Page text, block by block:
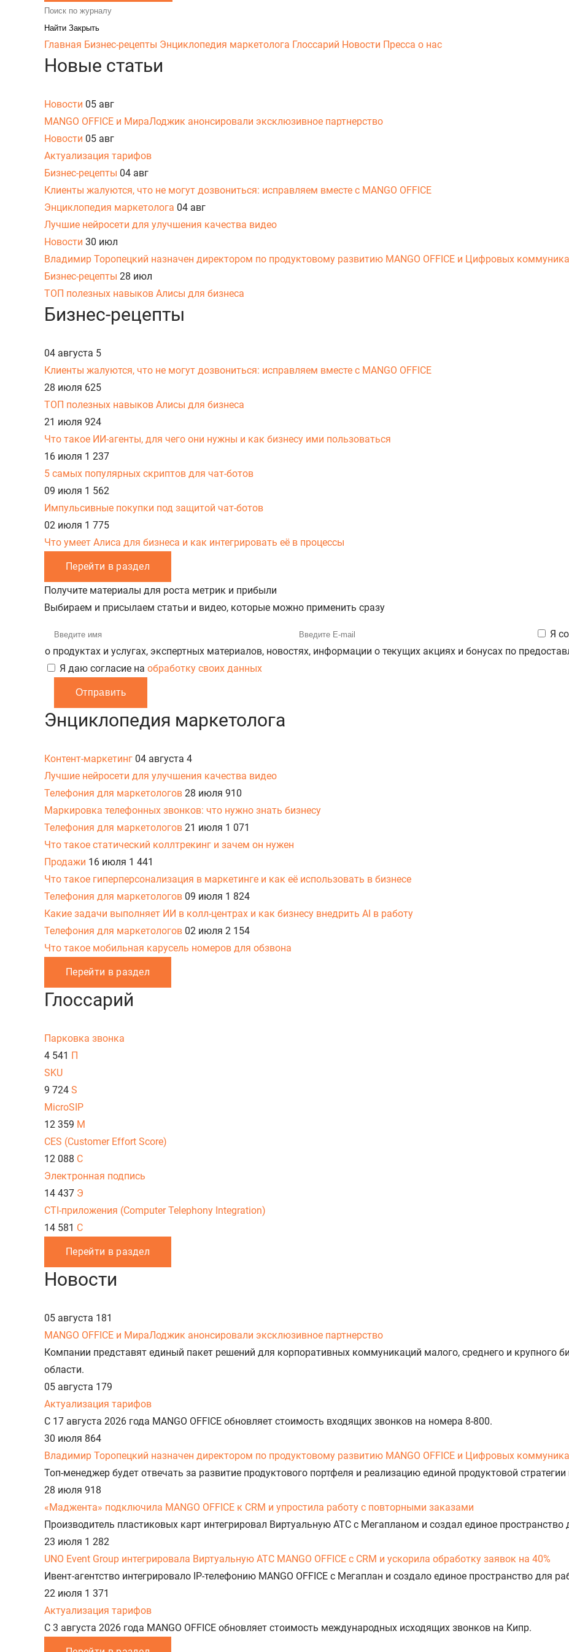
Закрыть
Главная Бизнес-рецепты Энциклопедия маркетолога Глоссарий Новости Пресса о нас
Новые статьи
Новости 05 авг
MANGO OFFICE и МираЛоджик анонсировали эксклюзивное партнерство
Новости 05 авг
Актуализация тарифов
Бизнес-рецепты 04 авг
Клиенты жалуются, что не могут дозвониться: исправляем вместе с MANGO OFFICE
Энциклопедия маркетолога 04 авг
Лучшие нейросети для улучшения качества видео
Новости 30 июл
Владимир Торопецкий назначен директором по продуктовому развитию MANGO OFFICE и Цифровых
Бизнес-рецепты 28 июл
ТОП полезных навыков Алисы для бизнеса
Бизнес-рецепты
04 августа 5
Клиенты жалуются, что не могут дозвониться: исправляем вместе с MANGO OFFICE
28 июля 625
ТОП полезных навыков Алисы для бизнеса
21 июля 924
Что такое ИИ-агенты, для чего они нужны и как бизнесу ими пользоваться
16 июля 1 237
5 самых популярных скриптов для чат-ботов
09 июля 1 562
Импульсивные покупки под защитой чат-ботов
02 июля 1 775
Что умеет Алиса для бизнеса и как интегрировать её в процессы
Перейти в раздел
Получите материалы для роста метрик и прибыли
Выбираем и присылаем статьи и видео, которые можно применить сразу
Я
о продуктах и услугах, экспертных материалов, новостях, информации о текущих акциях и бонусах по
Я даю согласие на обработку своих данных
Отправить
Энциклопедия маркетолога
Контент-маркетинг 04 августа 4
Лучшие нейросети для улучшения качества видео
Телефония для маркетологов 28 июля 910
Маркировка телефонных звонков: что нужно знать бизнесу
Телефония для маркетологов 21 июля 1 071
Что такое статический коллтрекинг и зачем он нужен
Продажи 16 июля 1 441
Что такое гиперперсонализация в маркетинге и как её использовать в бизнесе
Телефония для маркетологов 09 июля 1 824
Какие задачи выполняет ИИ в колл-центрах и как бизнесу внедрить AI в работу
Телефония для маркетологов 02 июля 2 154
Что такое мобильная карусель номеров для обзвона
Перейти в раздел
Глоссарий
Парковка звонка
4 541 П
SKU
9 724 S
MicroSIP
12 359 M
CES (Customer Effort Score)
12 088 C
Электронная подпись
14 437 Э
CTI-приложения (Computer Telephony Integration)
14 581 C
Перейти в раздел
Новости
05 августа 181
MANGO OFFICE и МираЛоджик анонсировали эксклюзивное партнерство
Компании представят единый пакет решений для корпоративных коммуникаций малого, среднего и крупного
области.
05 августа 179
Актуализация тарифов
С 17 августа 2026 года MANGO OFFICE обновляет стоимость входящих звонков на номера 8-800.
30 июля 864
Владимир Торопецкий назначен директором по продуктовому развитию MANGO OFFICE и Цифровых
Топ-менеджер будет отвечать за развитие продуктового портфеля и реализацию единой продуктовой
28 июля 918
«Маджента» подключила MANGO OFFICE к CRM и упростила работу с повторными заказами
Производитель пластиковых карт интегрировал Виртуальную АТС с Мегапланом и создал единое
23 июля 1 282
UNO Event Group интегрировала Виртуальную АТС MANGO OFFICE с CRM и ускорила обработку заявок на 40%
Ивент-агентство интегрировало IP-телефонию MANGO OFFICE с Мегаплан и создало единое пространство для
22 июля 1 371
Актуализация тарифов
С 3 августа 2026 года MANGO OFFICE обновляет стоимость международных исходящих звонков на Кипр.